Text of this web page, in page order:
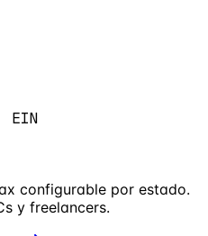
EIN
configurable por estado.
y freelancers.